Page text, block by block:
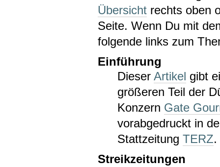
Übersicht rechts oben
Seite. Wenn Du mit
folgende links zum
Einführung
DieserArtikel gibt
größeren Teil der
Konzern Gate
vorabgedruckt in
StattzeitungTERZ
Streikzeitungen